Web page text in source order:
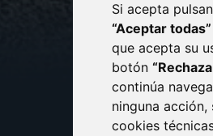
Si acepta
“Aceptar todas”
que acepta su
botón
continúa
ninguna acción,
cookies
CONTACTO
AVISO
PROTECCIÓN
POLÍTICA DE